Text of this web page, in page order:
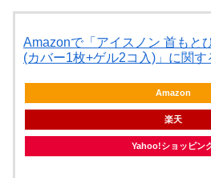
Amazonで「アイスノン 首もと
(カバー1枚+ゲル2コ入)」に関す
Amazon
楽天
Yahoo!ショッピン